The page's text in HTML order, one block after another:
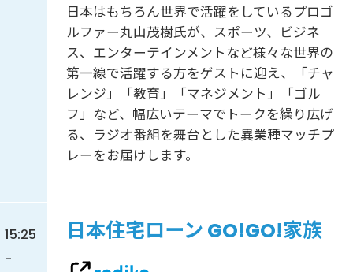
日本はもちろん世界で活躍をしているプロゴ
ルファー丸山茂樹氏が、スポーツ、ビジネ
ス、エンターテインメントなど様々な世界の
第一線で活躍する方をゲストに迎え、「チャ
レンジ」「教育」「マネジメント」「ゴル
フ」など、幅広いテーマでトークを繰り広げ
る、ラジオ番組を舞台とした異業種マッチプ
レーをお届けします。
15:25
-
日本住宅ローン GO!GO!家族